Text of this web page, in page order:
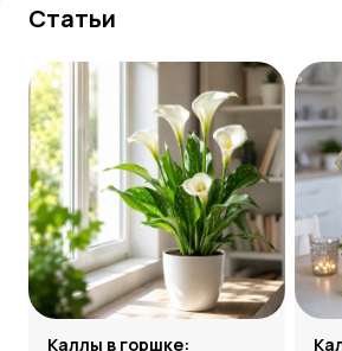
Статьи
Каллы в горшке: